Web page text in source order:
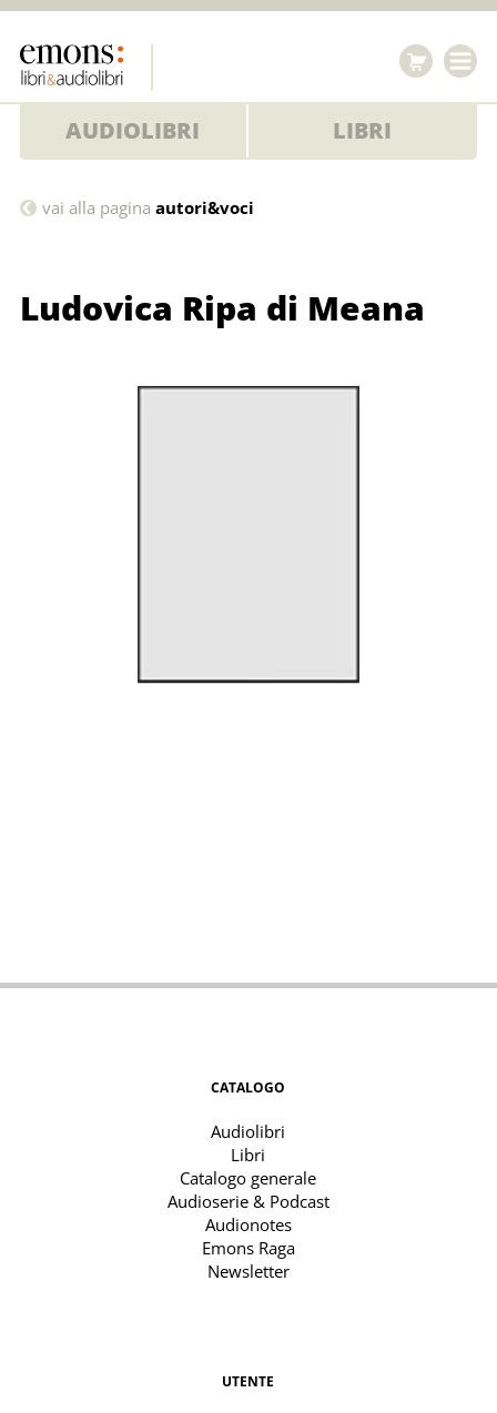
AUDIOLIBRI LIBRI
Ludovica
di
vai alla pagina autori&voci
Ludovica Ripa di Meana
CATALOGO
Audiolibri
Libri
Catalogo generale
Audioserie & Podcast
Audionotes
Emons Raga
Newsletter
UTENTE